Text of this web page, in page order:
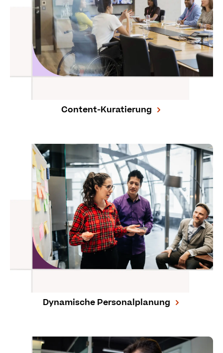
Content-Kuratierung
Dynamische Personalplanung